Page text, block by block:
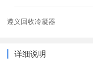
遵义回收冷凝器
详细说明